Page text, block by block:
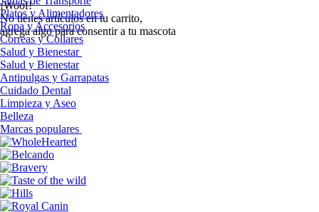
¡Woof!
No tíenes artículos en tu carrito,
agrega algo para consentir a tu mascota
Platos y Alimentadores
Ropa y Accesorios
Correas y Collares
Salud y Bienestar
Salud y Bienestar
Antipulgas y Garrapatas
Cuidado Dental
Limpieza y Aseo
Belleza
Marcas populares